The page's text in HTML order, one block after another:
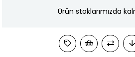
Ürün stoklarımızda